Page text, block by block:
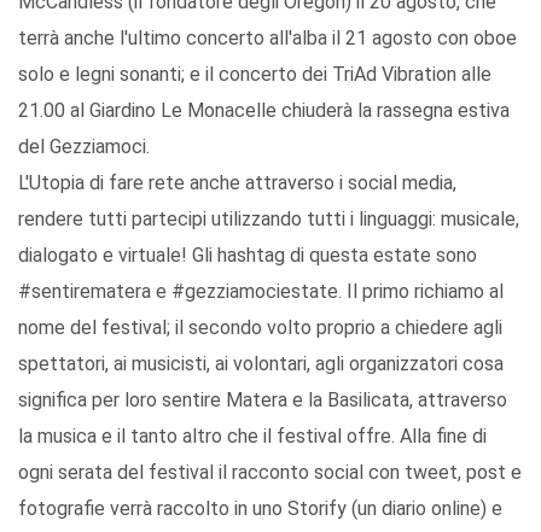
terrà anche l'ultimo concerto all'alba il 21 agosto con oboe
solo e legni sonanti; e il concerto dei TriAd Vibration alle
21.00 al Giardino Le Monacelle chiuderà la rassegna estiva
del Gezziamoci.
L'Utopia di fare rete anche attraverso i social media,
rendere tutti partecipi utilizzando tutti i linguaggi: musicale,
dialogato e virtuale! Gli hashtag di questa estate sono
#sentirematera e #gezziamociestate. Il primo richiamo al
nome del festival; il secondo volto proprio a chiedere agli
spettatori, ai musicisti, ai volontari, agli organizzatori cosa
significa per loro sentire Matera e la Basilicata, attraverso
la musica e il tanto altro che il festival offre. Alla fine di
ogni serata del festival il racconto social con tweet, post e
fotografie verrà raccolto in uno Storify (un diario online) e